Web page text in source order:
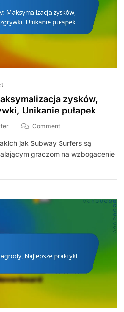
zysków,
Unikanie pułapek
CommentOn
Monety:
Maksymalizacja
Rozgrywki,
Pułapek
jak Subway Surfers są
graczom na wzbogacenie